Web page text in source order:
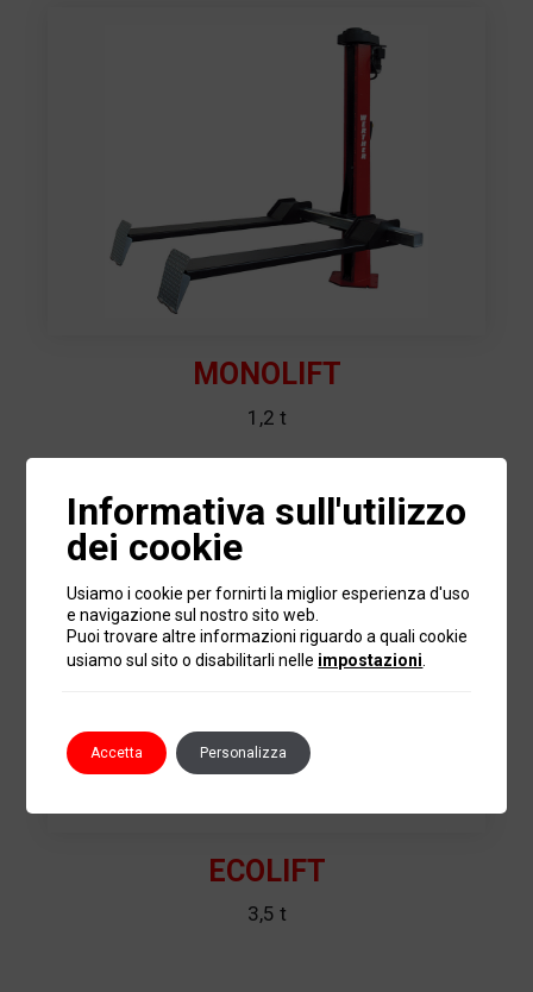
MONOLIFT
1,2 t
ECOLIFT
3,5 t
Informativa sull'utilizzo
dei cookie
Usiamo i cookie per fornirti la miglior esperienza d'uso
e navigazione sul nostro sito web.
Puoi trovare altre informazioni riguardo a quali cookie
usiamo sul sito o disabilitarli nelle impostazioni
Accetta Personalizza